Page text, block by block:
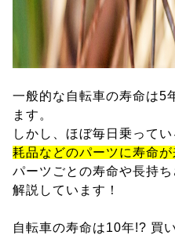
一般的な自転車の寿命は5
ます。
しかし、ほぼ毎日乗ってい
耗品などのパーツに寿命が
パーツごとの寿命や長持
解説しています！
自転車の寿命は10年!? 買